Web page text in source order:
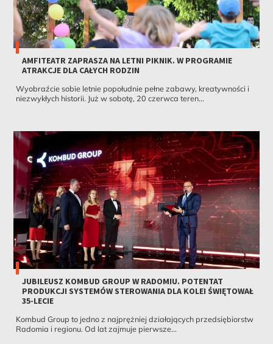
AMFITEATR ZAPRASZA NA LETNI PIKNIK. W PROGRAMIE
ATRAKCJE DLA CAŁYCH RODZIN
Wyobraźcie sobie letnie popołudnie pełne zabawy, kreatywności i
niezwykłych historii. Już w sobotę, 20 czerwca teren...
JUBILEUSZ KOMBUD GROUP W RADOMIU. POTENTAT
PRODUKCJI SYSTEMÓW STEROWANIA DLA KOLEI ŚWIĘTOWAŁ
35-LECIE
Kombud Group to jedno z najprężniej działających przedsiębiorstw
Radomia i regionu. Od lat zajmuje pierwsze...